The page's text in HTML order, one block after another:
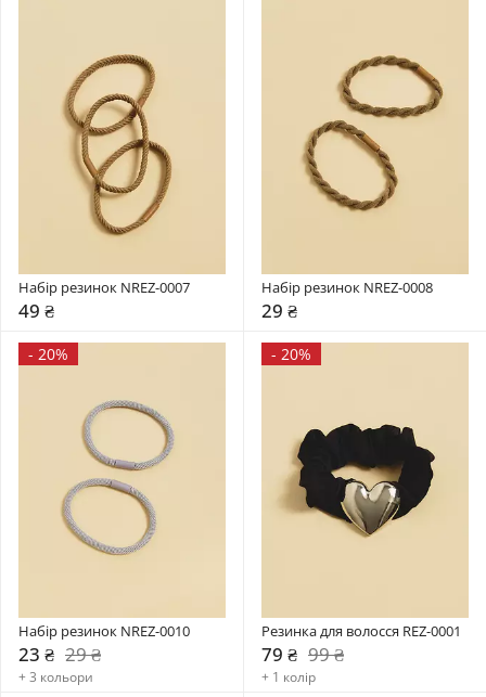
Набір резинок NREZ-0007
49 ₴
Набір резинок NREZ-0008
29 ₴
- 20%
Набір резинок NREZ-0010
23 ₴ 29 ₴
+ 3 кольори
- 20%
Резинка для волосся REZ-0001
79 ₴ 99 ₴
+ 1 колір